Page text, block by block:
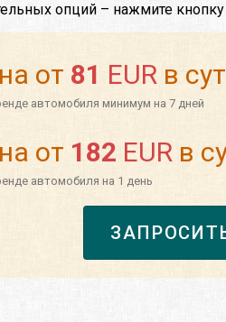
опций – нажмите
от 81 EURв
автомобиля минимум на 7 дней
от 182 EURв
автомобиля на 1 день